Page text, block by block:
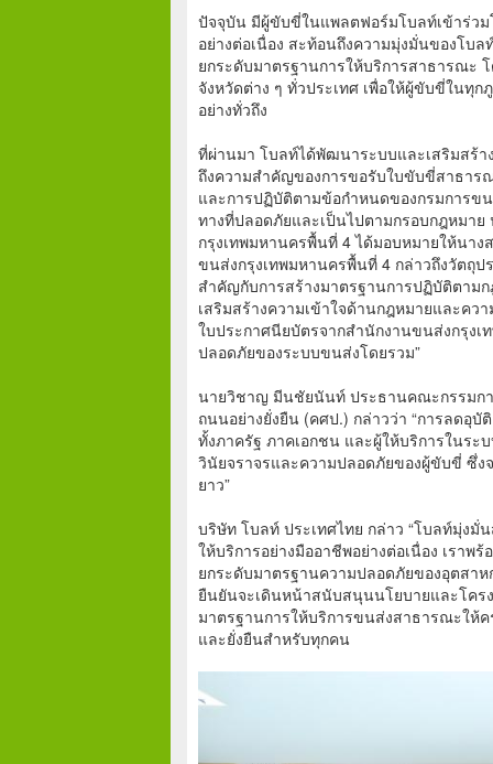
ปัจจุบัน มีผู้ขับขี่ในแพลตฟอร์มโบลท์เข้าร่วม
อย่างต่อเนื่อง สะท้อนถึงความมุ่งมั่นของโบ
ยกระดับมาตรฐานการให้บริการสาธารณะ
จังหวัดต่าง ๆ ทั่วประเทศ เพื่อให้ผู้ขับขี่ในทุ
อย่างทั่วถึง
ที่ผ่านมา โบลท์ได้พัฒนาระบบและเสริมสร้
ถึงความสำคัญของการขอรับใบขับขี่สาธาร
และการปฏิบัติตามข้อกำหนดของกรมการข
ทางที่ปลอดภัยและเป็นไปตามกรอบกฎหมา
กรุงเทพมหานครพื้นที่ 4 ได้มอบหมายให้นา
ขนส่งกรุงเทพมหานครพื้นที่ 4 กล่าวถึงวัตถุป
สำคัญกับการสร้างมาตรฐานการปฏิบัติตาม
เสริมสร้างความเข้าใจด้านกฎหมายและค
ใบประกาศนียบัตรจากสำนักงานขนส่งกรุง
ปลอดภัยของระบบขนส่งโดยรวม”
นายวิชาญ มีนชัยนันท์ ประธานคณะกรรมก
ถนนอย่างยั่งยืน (คศป.) กล่าวว่า “การลดอุ
ทั้งภาครัฐ ภาคเอกชน และผู้ให้บริการในร
วินัยจราจรและความปลอดภัยของผู้ขับขี่ ซึ่ง
ยาว”
บริษัท โบลท์ ประเทศไทย กล่าว “โบลท์มุ่ง
ให้บริการอย่างมืออาชีพอย่างต่อเนื่อง เรา
ยกระดับมาตรฐานความปลอดภัยของอุตสา
ยืนยันจะเดินหน้าสนับสนุนนโยบายและโคร
มาตรฐานการให้บริการขนส่งสาธารณะให้
และยั่งยืนสำหรับทุกคน